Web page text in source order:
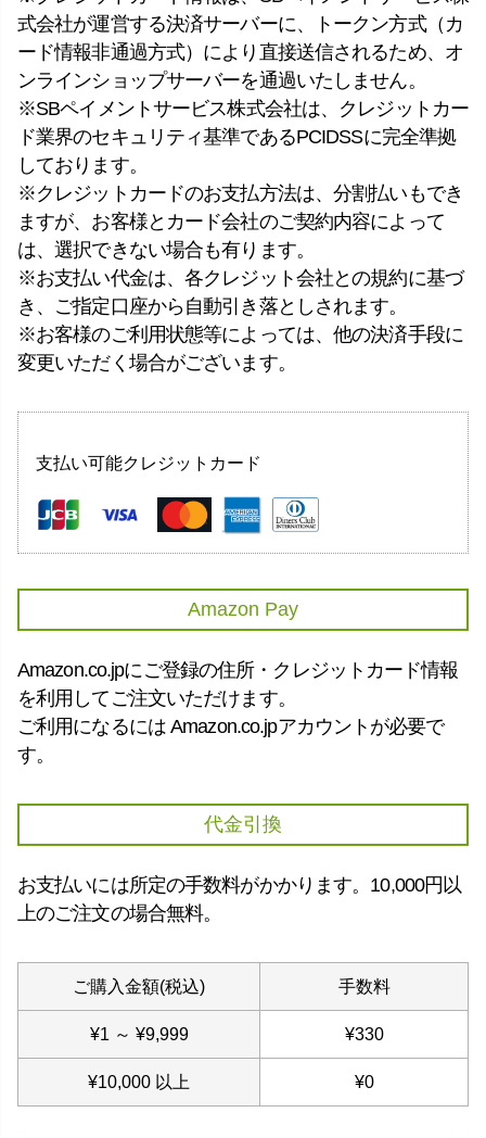
式会社が運営する決済サーバーに、トークン方式（カ
ード情報非通過方式）により直接送信されるため、オ
ンラインショップサーバーを通過いたしません。
※SBペイメントサービス株式会社は、クレジットカー
ド業界のセキュリティ基準であるPCIDSSに完全準拠
しております。
※クレジットカードのお支払方法は、分割払いもでき
ますが、お客様とカード会社のご契約内容によって
は、選択できない場合も有ります。
※お支払い代金は、各クレジット会社との規約に基づ
き、ご指定口座から自動引き落としされます。
※お客様のご利用状態等によっては、他の決済手段に
変更いただく場合がございます。
支払い可能クレジットカード
Amazon Pay
Amazon.co.jpにご登録の住所・クレジットカード情報
を利用してご注文いただけます。
ご利用になるには Amazon.co.jpアカウントが必要で
す。
代金引換
お支払いには所定の手数料がかかります。10,000円以
上のご注文の場合無料。
ご購入金額(税込) 手数料
¥1 ～ ¥9,999 ¥330
¥10,000 以上 ¥0